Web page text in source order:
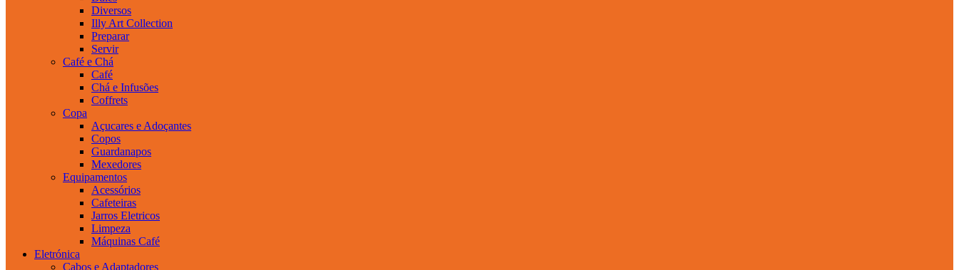
Diversos
Illy Art Collection
Preparar
Servir
Café e Chá
Café
Chá e Infusões
Coffrets
Copa
Açucares e Adoçantes
Copos
Guardanapos
Mexedores
Equipamentos
Acessórios
Cafeteiras
Jarros Eletricos
Limpeza
Máquinas Café
Eletrónica
Cabos e Adaptadores